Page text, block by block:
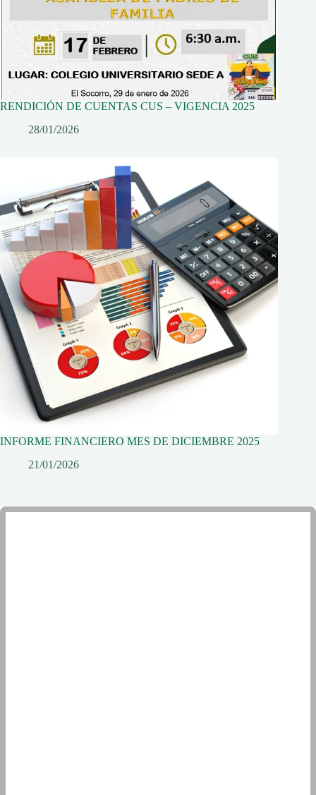
RENDICIÓN DE CUENTAS CUS – VIGENCIA 2025
28/01/2026
INFORME FINANCIERO MES DE DICIEMBRE 2025
21/01/2026